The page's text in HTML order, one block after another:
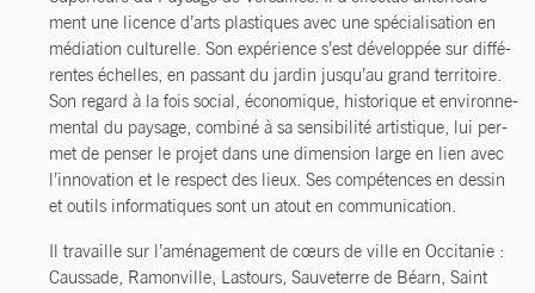
ment une licence d’arts plas­tiques avec une spé­cia­li­sa­tion en
média­tion cultu­relle. Son expé­rience s’est déve­lop­pée sur dif­fé­
rentes échelles, en pas­sant du jar­din jusqu’au grand ter­ri­toire.
Son regard à la fois social, éco­no­mique, his­to­rique et envi­ron­ne­
men­tal du pay­sage, com­bi­né à sa sen­si­bi­li­té artis­tique, lui per­
met de pen­ser le pro­jet dans une dimen­sion large en lien avec
l’innovation et le res­pect des lieux. Ses com­pé­tences en des­sin
et outils infor­ma­tiques sont un atout en communication.
Il tra­vaille sur l’aménagement de cœurs de ville en Occi­ta­nie :
Caus­sade, Ramon­ville, Las­tours, Sau­ve­terre de Béarn, Saint